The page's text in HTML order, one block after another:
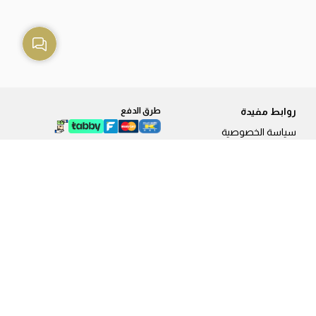
روابط مفيدة
سياسة الخصوصية
طرق الدفع